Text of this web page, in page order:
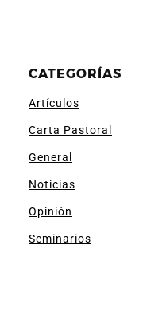
CATEGORÍAS
Artículos
Carta Pastoral
General
Noticias
Opinión
Seminarios